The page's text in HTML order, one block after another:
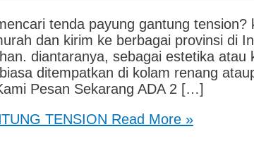
tenda payung gantung tension?
dan kirim ke berbagai provinsi di
diantaranya, sebagai estetika atau
ditempatkan di kolam renang
Pesan Sekarang ADA 2 […]
TENSION Read More »